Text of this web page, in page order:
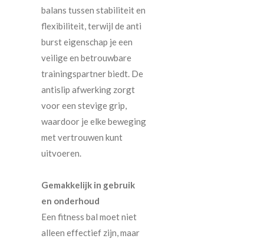
balans tussen stabiliteit en
flexibiliteit, terwijl de anti
burst eigenschap je een
veilige en betrouwbare
trainingspartner biedt. De
antislip afwerking zorgt
voor een stevige grip,
waardoor je elke beweging
met vertrouwen kunt
uitvoeren.
Gemakkelijk in gebruik
en onderhoud
Een fitness bal moet niet
alleen effectief zijn, maar